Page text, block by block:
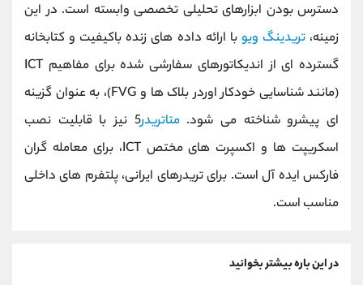
دسترس بودن ابزارهای تحلیلی تخصصی وابسته است. در این
زمینه،تریدینگ ویو با ارائه داده‌ های زنده باکیفیت و کتابخانه
گسترده ای از اندیکاتورهای سفارشی شده برای مفاهیم ICT
(مانند شناسایی خودکار اوردر بلاک ‌ها و FVG)، به عنوان گزینه
ای پیشرو شناخته می شود.متاتریدر
5 نیز با قابلیت نصب
اسکریپت ‌ها و اکسپرت های مختص ICT، برای معامله گران
فارکس ایده آل است. برای تریدرهای ایرانی، پلتفرم های داخلی
مناسب است.
در این باره بیشتر بخوانید